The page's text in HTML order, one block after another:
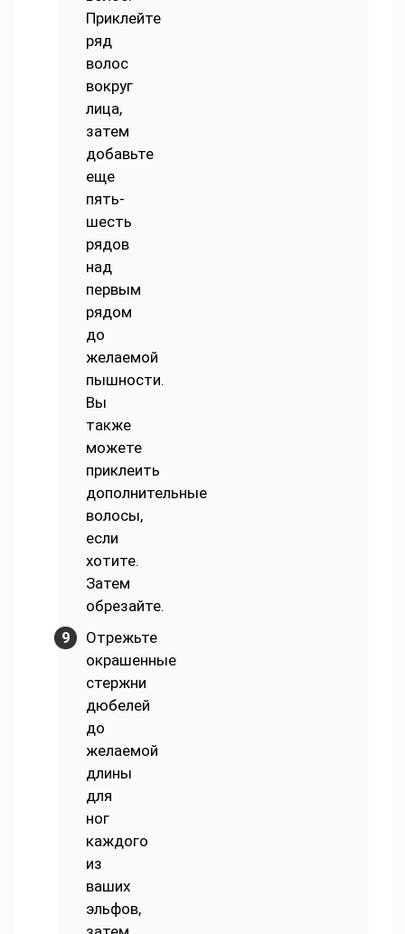
Приклейте
ряд
волос
вокруг
лица,
затем
добавьте
еще
пять-
шесть
рядов
над
первым
рядом
до
желаемой
пышности.
Вы
также
можете
приклеить
дополнительные
волосы,
если
хотите.
Затем
обрезайте.
Отрежьте
окрашенные
стержни
дюбелей
до
желаемой
длины
для
ног
каждого
из
ваших
эльфов,